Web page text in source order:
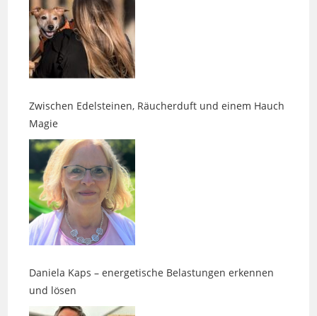
Zwischen Edelsteinen, Räucherduft und einem Hauch
Daniela Kaps – energetische Belastungen erkennen